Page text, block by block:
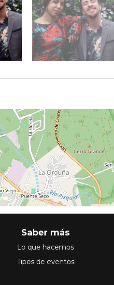
Saber más
Lo que hacemos
Tipos de eventos